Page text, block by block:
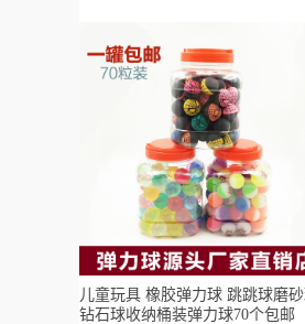
儿童玩具 橡胶弹力球 跳跳球磨
钻石球收纳桶装弹力球70个包邮